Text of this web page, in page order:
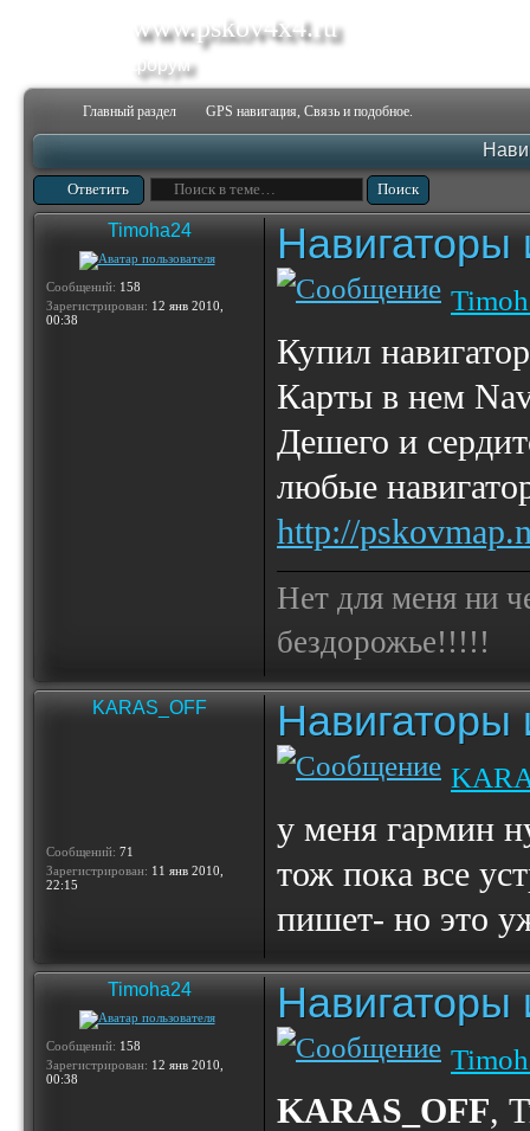
www.pskov4x4.ru
форум
Главный раздел GPS навигация, Связь и подобное.
Ответить
Timoha24
Сообщений: 158
Зарегистрирован: 12 янв 2010,
00:38
Навигаторы
Купил
Карты в нем
Дешего и
любые
http://
Нет для меня ни
бездорожье!!!!!
KARAS_OFF
Сообщений: 71
Зарегистрирован: 11 янв 2010,
22:15
Навигаторы
у меня гармин
тож пока все
пишет- но это
Timoha24
Сообщений: 158
Зарегистрирован: 12 янв 2010,
00:38
Навигаторы
KARAS_OFF,